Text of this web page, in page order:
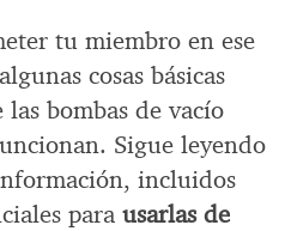
tu miembro en ese
cosas básicas
las bombas de vacío
Sigue leyendo
incluidos
para usarlas de